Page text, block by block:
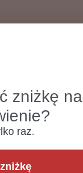
zniżkę na
raz.